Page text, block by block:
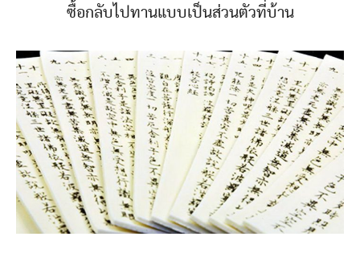
ซื้อกลับไปทานแบบเป็นส่วนตัวที่บ้าน